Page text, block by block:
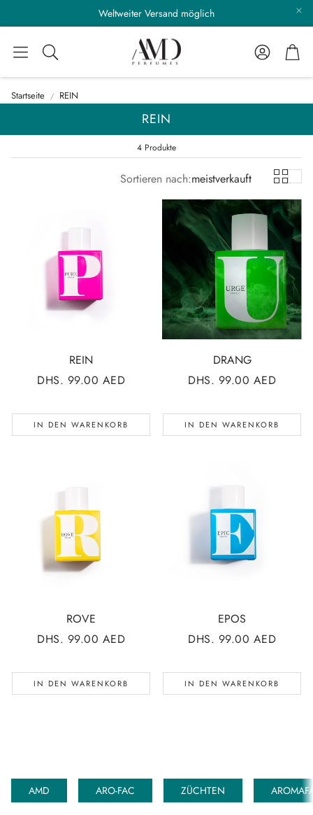
Weltweiter Versand möglich
Suche
Konto
Startseite REIN
REIN
4 Produkte
Sortieren nach:meistverkauft
REIN
NORMALER
DHS. 99.00 AED
IN DEN WARENKORB
DRANG
NORMALER
DHS. 99.00 AED
IN DEN WARENKORB
ROVE
NORMALER
DHS. 99.00 AED
IN DEN WARENKORB
EPOS
NORMALER
DHS. 99.00 AED
IN DEN WARENKORB
AMD ARO-FAC ZÜCHTEN